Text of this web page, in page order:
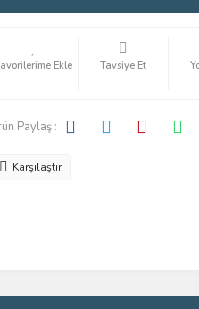
Tavsiye Et
Paylaş :
Karşılaştır